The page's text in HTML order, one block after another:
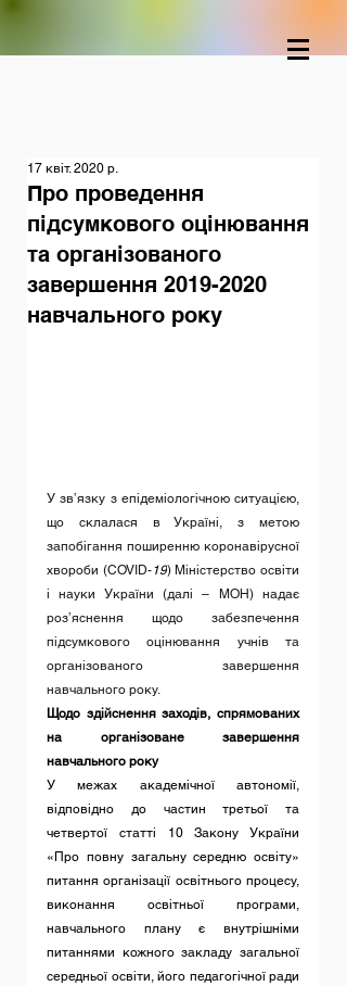
Про проведення
підсумкового оцінювання
та організованого
завершення 2019-2020
навчального року
17 квіт. 2020 р.
У зв’язку з епідеміологічною ситуацією,
що склалася в Україні, з метою
запобігання поширенню коронавірусної
хвороби (COVID-19) Міністерство освіти
і науки України (далі – МОН) надає
роз’яснення щодо забезпечення
підсумкового оцінювання учнів та
організованого завершення
навчального року.
Щодо здійснення заходів, спрямованих
на організоване завершення
навчального року
У межах академічної автономії,
відповідно до частин третьої та
четвертої статті 10 Закону України
«Про повну загальну середню освіту»
питання організації освітнього процесу,
виконання освітньої програми,
навчального плану є внутрішніми
питаннями кожного закладу загальної
середньої освіти, його педагогічної ради